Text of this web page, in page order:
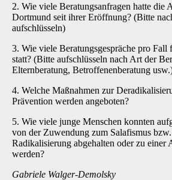
2. Wie viele Beratungsanfragen hatte die
Dortmund seit ihrer Eröffnung? (Bitte
aufschlüsseln)
3. Wie viele Beratungsgespräche pro
statt? (Bitte aufschlüsseln nach Art der
Elternberatung, Betroffenenberatung
4. Welche Maßnahmen zur
Prävention werden angeboten?
5. Wie viele junge Menschen konnten
von der Zuwendung zum Salafismus
Radikalisierung abgehalten oder zu einer
werden?
Gabriele Walger-Demolsky